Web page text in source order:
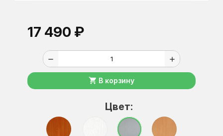
17 490 ₽
remove add
shopping_cart В корзину
Цвет: